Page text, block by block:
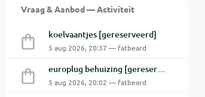
Vraag & Aanbod — Activiteit
koelvaantjes [gereserveerd]
5 aug 2026, 20:37 — fatbeard
europlug behuizing [gereserveerd]
5 aug 2026, 20:02 — fatbeard